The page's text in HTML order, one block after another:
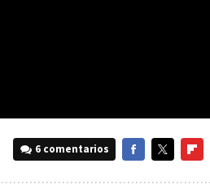
6 comentarios